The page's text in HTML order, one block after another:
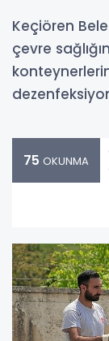
Keçiören
çevre
75 OKUNMA